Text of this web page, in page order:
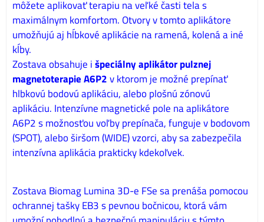
môžete aplikovať terapiu na veľké časti tela s
maximálnym komfortom. Otvory v tomto aplikátore
umožňujú aj hĺbkové aplikácie na ramená, kolená a iné
kĺby.
Zostava obsahuje išpeciálny aplikátor pulznej
magnetoterapie A6P2v ktorom je možné prepínať
hlbkovú bodovú aplikáciu, alebo plošnú zónovú
aplikáciu. Intenzívne magnetické pole na aplikátore
A6P2 s možnosťou voľby prepínača, funguje v bodovom
(SPOT), alebo širšom (WIDE) vzorci, aby sa zabezpečila
intenzívna aplikácia prakticky kdekoľvek.
Zostava Biomag Lumina 3D-e FSe sa prenáša pomocou
ochrannej tašky EB3 s pevnou bočnicou, ktorá vám